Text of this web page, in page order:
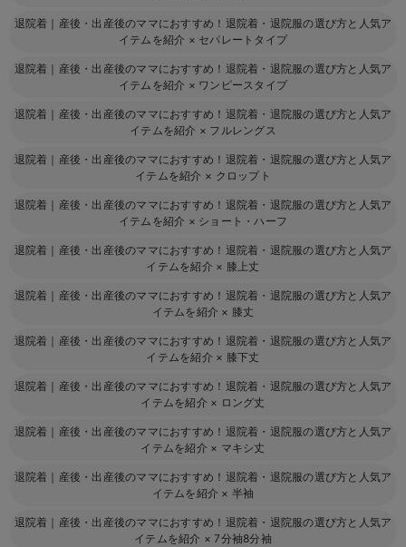
退院着｜産後・出産後のママにおすすめ！退院着・退院服の選び方と人気ア
イテムを紹介 × セパレートタイプ
退院着｜産後・出産後のママにおすすめ！退院着・退院服の選び方と人気ア
イテムを紹介 × ワンピースタイプ
退院着｜産後・出産後のママにおすすめ！退院着・退院服の選び方と人気ア
イテムを紹介 × フルレングス
退院着｜産後・出産後のママにおすすめ！退院着・退院服の選び方と人気ア
イテムを紹介 × クロップト
退院着｜産後・出産後のママにおすすめ！退院着・退院服の選び方と人気ア
イテムを紹介 × ショート・ハーフ
退院着｜産後・出産後のママにおすすめ！退院着・退院服の選び方と人気ア
イテムを紹介 × 膝上丈
退院着｜産後・出産後のママにおすすめ！退院着・退院服の選び方と人気ア
イテムを紹介 × 膝丈
退院着｜産後・出産後のママにおすすめ！退院着・退院服の選び方と人気ア
イテムを紹介 × 膝下丈
退院着｜産後・出産後のママにおすすめ！退院着・退院服の選び方と人気ア
イテムを紹介 × ロング丈
退院着｜産後・出産後のママにおすすめ！退院着・退院服の選び方と人気ア
イテムを紹介 × マキシ丈
退院着｜産後・出産後のママにおすすめ！退院着・退院服の選び方と人気ア
イテムを紹介 × 半袖
退院着｜産後・出産後のママにおすすめ！退院着・退院服の選び方と人気ア
イテムを紹介 ×7分袖8分袖